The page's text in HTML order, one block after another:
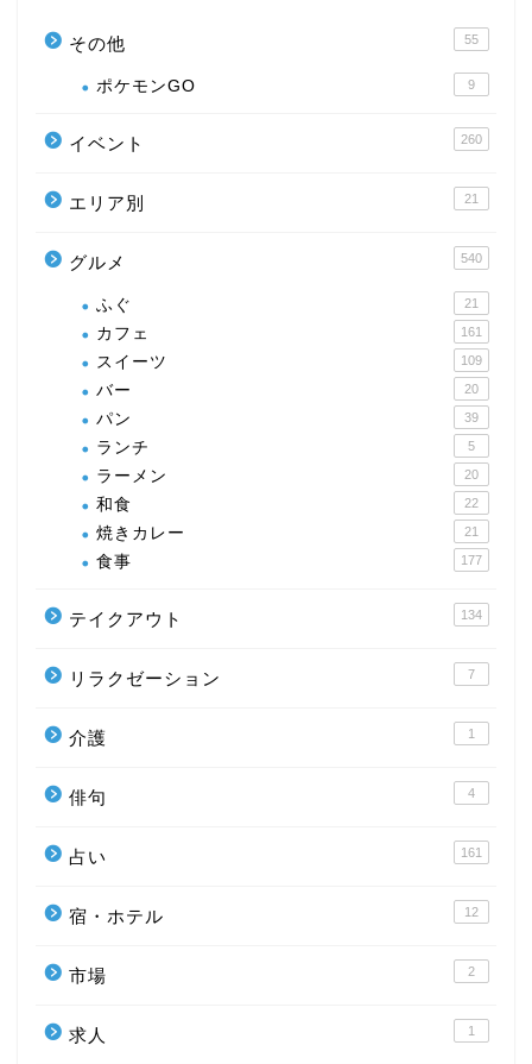
その他 55
ポケモンGO 9
イベント 260
エリア別 21
グルメ 540
ふぐ 21
カフェ 161
スイーツ 109
バー 20
パン 39
ランチ 5
ラーメン 20
和食 22
焼きカレー 21
食事 177
テイクアウト 134
リラクゼーション 7
介護 1
俳句 4
占い 161
宿・ホテル 12
市場 2
求人 1